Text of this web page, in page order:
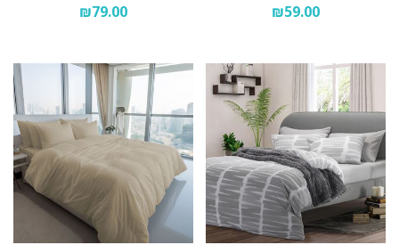
₪59.00
₪79.00